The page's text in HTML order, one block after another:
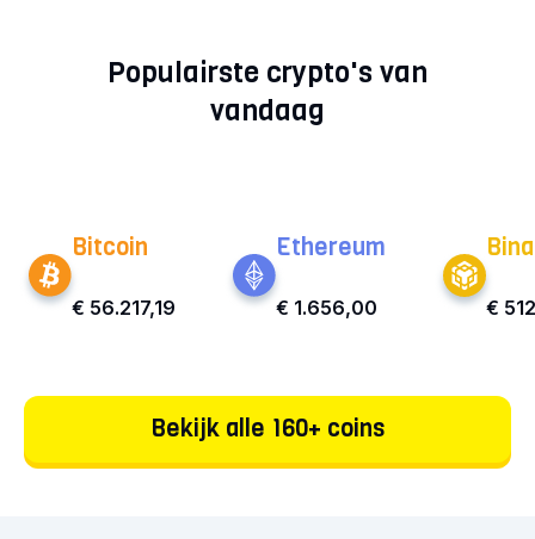
Populairste crypto's van
vandaag
Bitcoin
€ 56.217,19
Ethereum
€ 1.656,00 €
Bekijk alle 160+ coins